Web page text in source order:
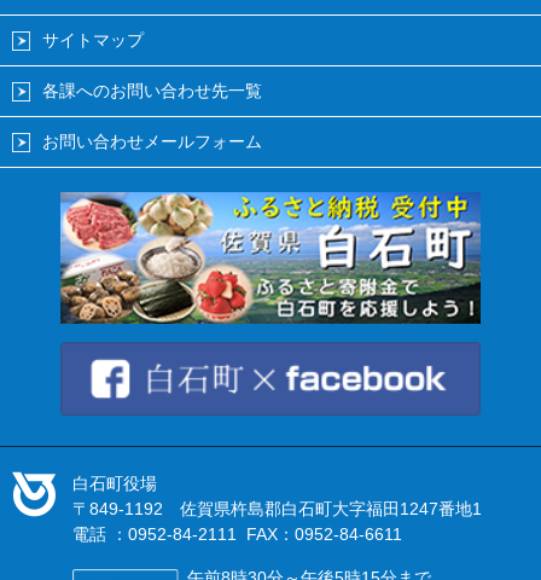
サイトマップ
各課へのお問い合わせ先一覧
お問い合わせメールフォーム
白石町役場
〒849-1192 佐賀県杵島郡白石町大字福田1247番地1
電話 ：0952-84-2111 FAX：0952-84-6611